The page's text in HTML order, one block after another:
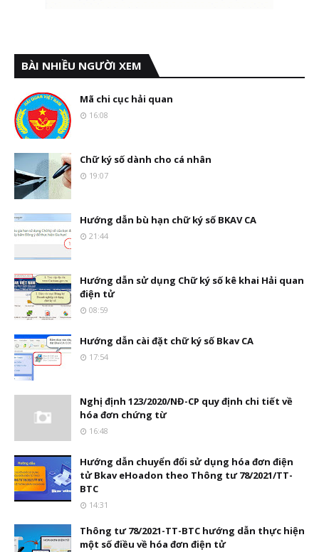
BÀI NHIỀU NGƯỜI XEM
Mã chi cục hải quan
16:08
Chữ ký số dành cho cá nhân
19:07
Hướng dẫn bù hạn chữ ký số BKAV CA
21:44
Hướng dẫn sử dụng Chữ ký số kê khai Hải quan
điện tử
08:59
Hướng dẫn cài đặt chữ ký số Bkav CA
17:54
Nghị định 123/2020/NĐ-CP quy định chi tiết về
hóa đơn chứng từ
16:48
Hướng dẫn chuyển đổi sử dụng hóa đơn điện
tử Bkav eHoadon theo Thông tư 78/2021/TT-
BTC
14:31
Thông tư 78/2021-TT-BTC hướng dẫn thực hiện
một số điều về hóa đơn điện tử